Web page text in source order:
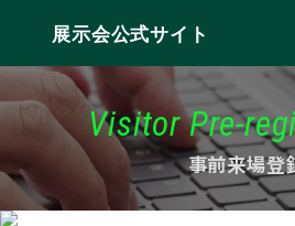
展示会公式サイト
Visitor Pre-
事前来場登